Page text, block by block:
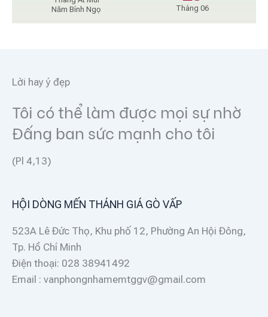
Năm Bính Ngọ
Tháng 06
Lời hay ý đẹp
Tôi có thể làm được mọi sự nhờ
Đấng ban sức mạnh cho tôi
(Pl 4,13)
HỘI DÒNG MẾN THÁNH GIÁ GÒ VẤP
523A Lê Đức Thọ, Khu phố 12, Phường An Hội Đông,
Tp. Hồ Chí Minh
Điện thoại: 028 38941492
Email : vanphongnhamemtggv@gmail.com